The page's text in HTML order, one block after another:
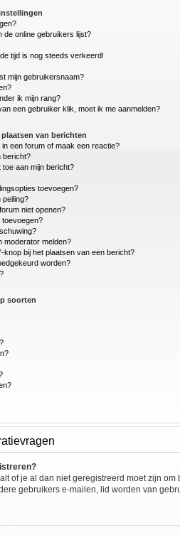
de online gebruikers lijst?
tijd is nog steeds verkeerd!
mijn gebruikersnaam?
ik mijn rang?
een gebruiker klik, moet ik me aanmelden?
van berichten
een forum of maak een reactie?
bericht?
aan mijn bericht?
toevoegen?
peiling?
niet openen?
toevoegen?
moderator melden?
knop bij het plaatsen van een bericht?
worden?
soorten
of je al dan niet geregistreerd moet zijn
gebruikers e-mailen, lid worden van